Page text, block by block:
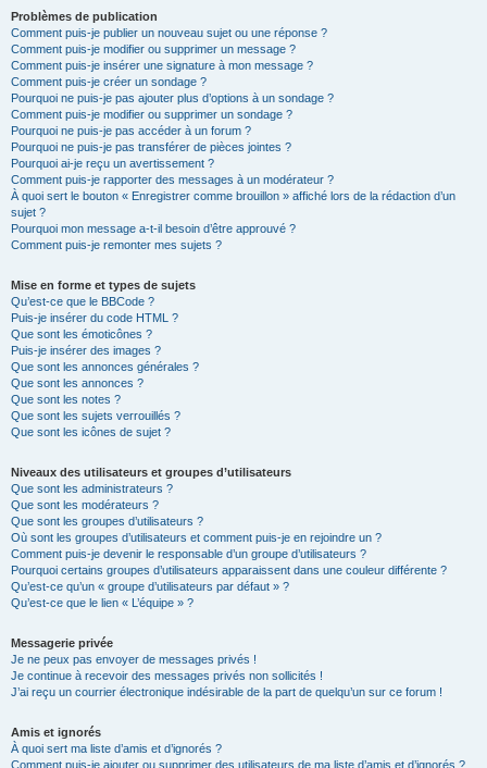
Problèmes de publication
Comment puis-je publier un nouveau sujet ou une réponse ?
Comment puis-je modifier ou supprimer un message ?
Comment puis-je insérer une signature à mon message ?
Comment puis-je créer un sondage ?
Pourquoi ne puis-je pas ajouter plus d’options à un sondage ?
Comment puis-je modifier ou supprimer un sondage ?
Pourquoi ne puis-je pas accéder à un forum ?
Pourquoi ne puis-je pas transférer de pièces jointes ?
Pourquoi ai-je reçu un avertissement ?
Comment puis-je rapporter des messages à un modérateur ?
À quoi sert le bouton « Enregistrer comme brouillon » affiché lors de la rédaction d’un
sujet ?
Pourquoi mon message a-t-il besoin d’être approuvé ?
Comment puis-je remonter mes sujets ?
Mise en forme et types de sujets
Qu’est-ce que le BBCode ?
Puis-je insérer du code HTML ?
Que sont les émoticônes ?
Puis-je insérer des images ?
Que sont les annonces générales ?
Que sont les annonces ?
Que sont les notes ?
Que sont les sujets verrouillés ?
Que sont les icônes de sujet ?
Niveaux des utilisateurs et groupes d’utilisateurs
Que sont les administrateurs ?
Que sont les modérateurs ?
Que sont les groupes d’utilisateurs ?
Où sont les groupes d’utilisateurs et comment puis-je en rejoindre un ?
Comment puis-je devenir le responsable d’un groupe d’utilisateurs ?
Pourquoi certains groupes d’utilisateurs apparaissent dans une couleur différente ?
Qu’est-ce qu’un « groupe d’utilisateurs par défaut » ?
Qu’est-ce que le lien « L’équipe » ?
Messagerie privée
Je ne peux pas envoyer de messages privés !
Je continue à recevoir des messages privés non sollicités !
J’ai reçu un courrier électronique indésirable de la part de quelqu’un sur ce forum !
Amis et ignorés
À quoi sert ma liste d’amis et d’ignorés ?
Comment puis-je ajouter ou supprimer des utilisateurs de ma liste d’amis et d’ignorés ?